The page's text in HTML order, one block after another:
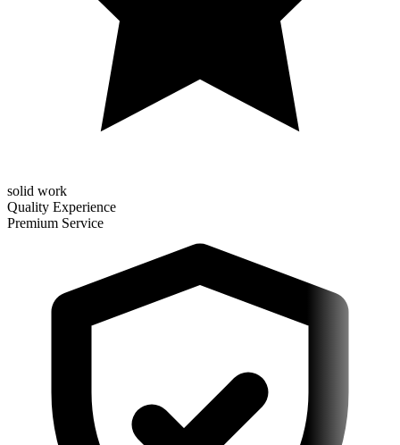
solid work
Quality Experience
Premium Service